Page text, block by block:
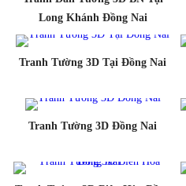
Long Khánh Đồng Nai
Tranh Tường 3D Tại Đồng Nai
Tranh Tường 3D Đồng Nai